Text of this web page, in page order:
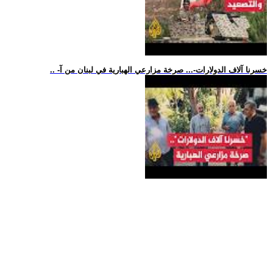
.. -خسرنا آلاف الدولارات-... صرخة مزارعي الهبارية في لبنان من آ